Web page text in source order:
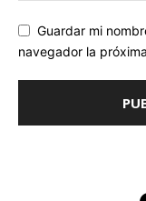
Guardar mi
navegador la